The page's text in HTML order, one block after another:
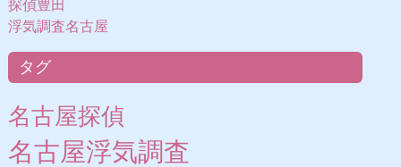
探偵豊田
浮気調査名古屋
タグ
名古屋探偵
名古屋浮気調査